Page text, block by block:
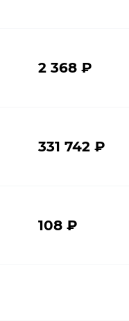
2 368 ₽
331 742 ₽
108 ₽